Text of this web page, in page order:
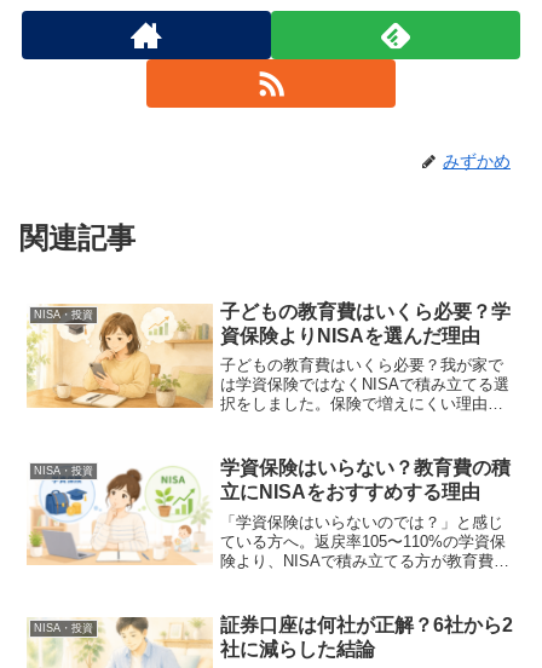
みずかめ
関連記事
NISA・投資
子どもの教育費はいくら必要？学
資保険よりNISAを選んだ理由
子どもの教育費はいくら必要？我が家で
は学資保険ではなくNISAで積み立てる選
択をしました。保険で増えにくい理由と
NISA・投資
学資保険はいらない？教育費の積
立にNISAをおすすめする理由
「学資保険はいらないのでは？」と感じ
ている方へ。返戻率105〜110%の学資保
険より、NISAで積み立てる方が教育費準
NISA・投資
証券口座は何社が正解？6社から2
社に減らした結論